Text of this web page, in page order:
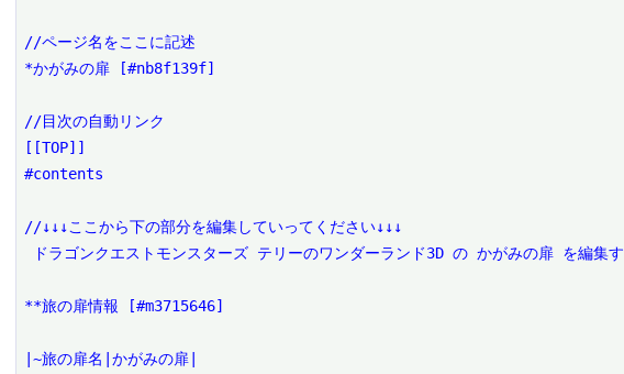
//ページ名をここに記述
*かがみの扉 [#nb8f139f]
//目次の自動リンク
[[TOP]]
#contents
//↓↓↓ここから下の部分を編集していってください↓↓↓
**旅の扉情報 [#m3715646]
|~旅の扉名|かがみの扉|